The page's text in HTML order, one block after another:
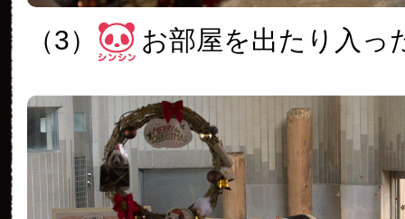
（3） お部屋を出たり入っ